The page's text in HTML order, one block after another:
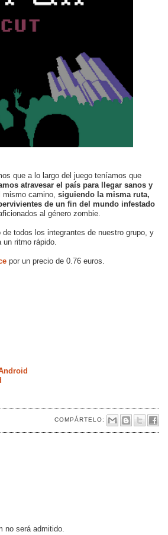
que a lo largo del juego teníamos que
atravesar el país para llegar sanos y
mismo camino, siguiendo la misma ruta,
de un fin del mundo infestado
al género zombie.
todos los integrantes de nuestro grupo, y
ritmo rápido.
por un precio de 0.76 euros.
COMPÁRTELO:
no será admitido.